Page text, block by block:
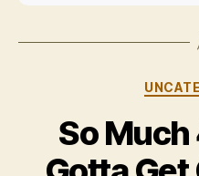
So Much